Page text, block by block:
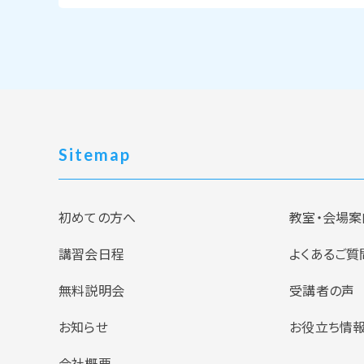
Sitemap
初めての方へ
教室・会場
講習会日程
よくあるご
無料説明会
受講者の声
お知らせ
お役立ち情